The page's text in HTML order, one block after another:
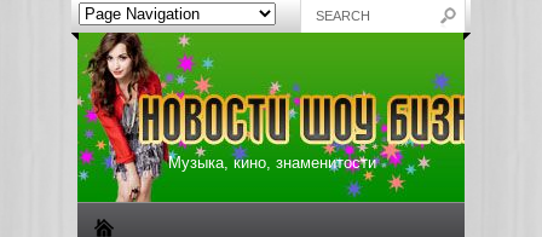
Музыка, кино, знаменитости